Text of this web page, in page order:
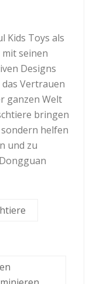
Kids Toys als
seinen
Designs
Vertrauen
ganzen Welt
bringen
helfen
und zu